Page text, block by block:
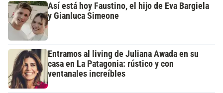
Así está hoy Faustino, el hijo de Eva Bargiela
y Gianluca Simeone
Entramos al living de Juliana Awada en su
casa en La Patagonia: rústico y con
ventanales increíbles